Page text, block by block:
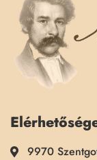
9970